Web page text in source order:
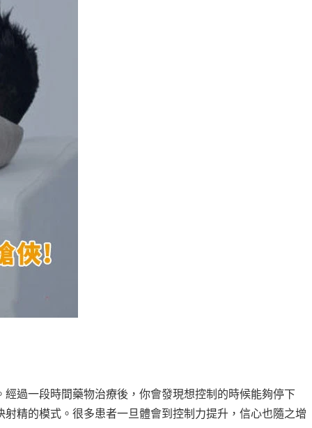
過一段時間藥物治療後，你會發現想控制的時候能夠停下
精的模式。很多患者一旦體會到控制力提升，信心也隨之增